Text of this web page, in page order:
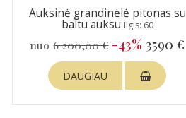
Auksinė grandinėlė pitonas su
baltu auksu Ilgis: 60
nuo 6 200,00 € -43% 3590 €
DAUGIAU